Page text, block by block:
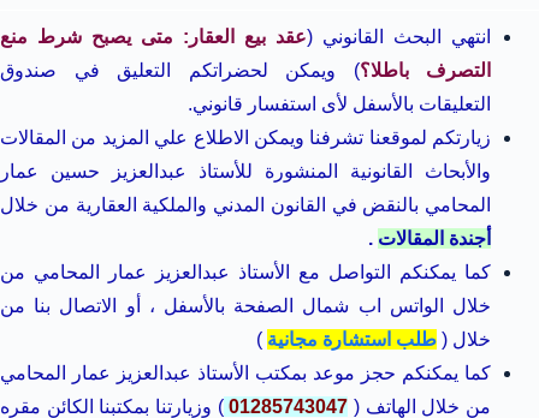
انتهي البحث القانوني (عقد بيع العقار: متى يصبح شرط منع
التصرف باطلا؟) ويمكن لحضراتكم التعليق في صندوق
التعليقات بالأسفل لأى استفسار قانوني.
زيارتكم لموقعنا تشرفنا ويمكن الاطلاع علي المزيد من المقالات
والأبحاث القانونية المنشورة للأستاذ عبدالعزيز حسين عمار
المحامي بالنقض في القانون المدني والملكية العقارية من خلال
أجندة المقالات .
كما يمكنكم التواصل مع الأستاذ عبدالعزيز عمار المحامي من
خلال الواتس اب شمال الصفحة بالأسفل ، أو الاتصال بنا من
خلال ( طلب استشارة مجانية )
كما يمكنكم حجز موعد بمكتب الأستاذ عبدالعزيز عمار المحامي
من خلال الهاتف ( 01285743047 ) وزيارتنا بمكتبنا الكائن مقره